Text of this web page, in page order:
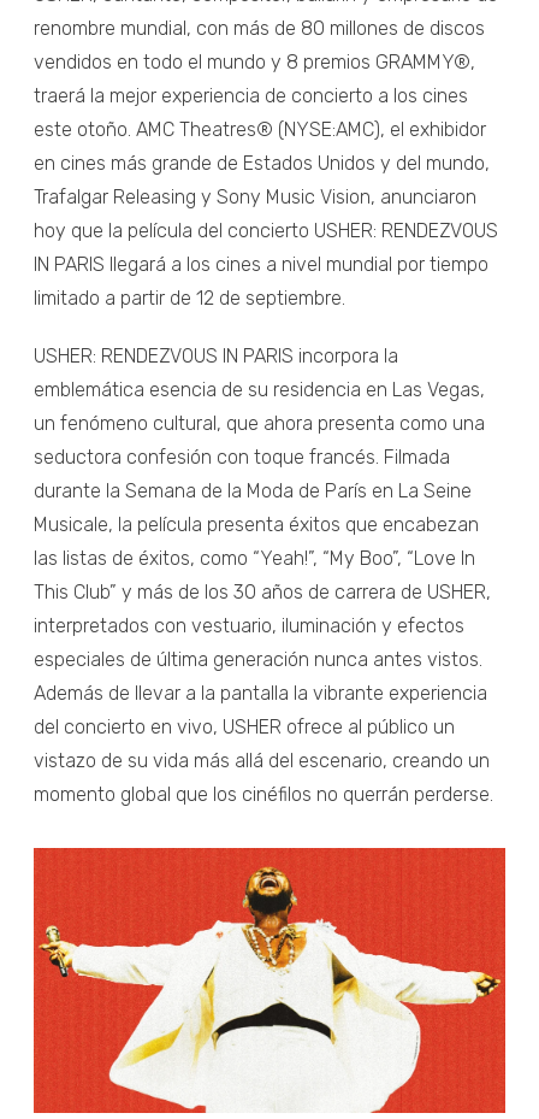
renombre mundial, con más de 80 millones de discos
vendidos en todo el mundo y 8 premios GRAMMY®,
traerá la mejor experiencia de concierto a los cines
este otoño. AMC Theatres® (NYSE:AMC), el exhibidor
en cines más grande de Estados Unidos y del mundo,
Trafalgar Releasing y Sony Music Vision, anunciaron
hoy que la película del concierto USHER: RENDEZVOUS
IN PARIS llegará a los cines a nivel mundial por tiempo
limitado a partir de 12 de septiembre.
USHER: RENDEZVOUS IN PARIS incorpora la
emblemática esencia de su residencia en Las Vegas,
un fenómeno cultural, que ahora presenta como una
seductora confesión con toque francés. Filmada
durante la Semana de la Moda de París en La Seine
Musicale, la película presenta éxitos que encabezan
las listas de éxitos, como “Yeah!”, “My Boo”, “Love In
This Club” y más de los 30 años de carrera de USHER,
interpretados con vestuario, iluminación y efectos
especiales de última generación nunca antes vistos.
Además de llevar a la pantalla la vibrante experiencia
del concierto en vivo, USHER ofrece al público un
vistazo de su vida más allá del escenario, creando un
momento global que los cinéfilos no querrán perderse.